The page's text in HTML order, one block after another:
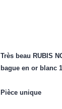
Très beau RUBIS
bague en or blanc
Pièce unique